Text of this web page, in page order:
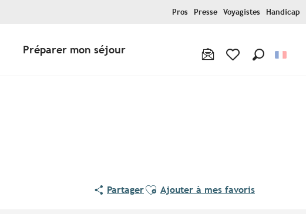
Pros Presse Voyagistes Handicap
Préparer mon séjour
PartagerAjouter aux favoris
Ajouter à mes favoris